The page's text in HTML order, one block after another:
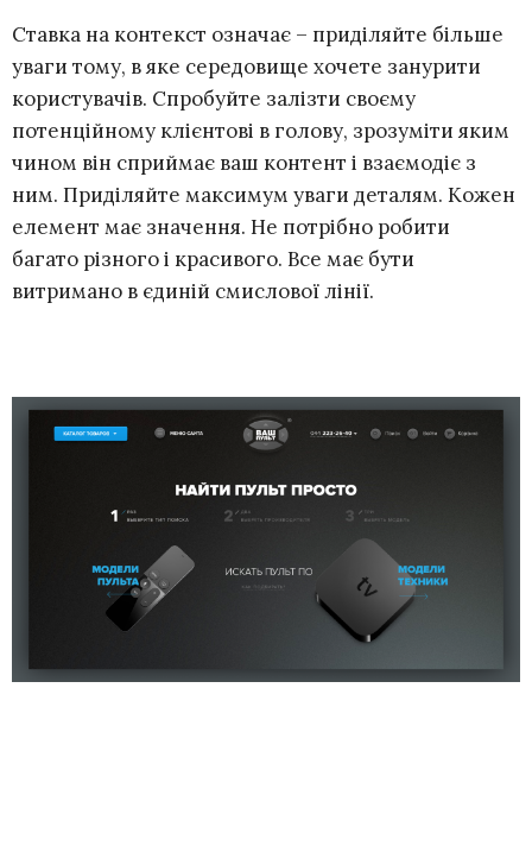
Ставка на контекст означає – приділяйте більше
уваги тому, в яке середовище хочете занурити
користувачів. Спробуйте залізти своєму
потенційному клієнтові в голову, зрозуміти яким
чином він сприймає ваш контент і взаємодіє з
ним. Приділяйте максимум уваги деталям. Кожен
елемент має значення. Не потрібно робити
багато різного і красивого. Все має бути
витримано в єдиній смислової лінії.